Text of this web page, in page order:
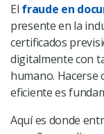
El fraude en
presente en la
certificados
digitalmente con
humano. Hacerse
eficiente es
Aquí es donde